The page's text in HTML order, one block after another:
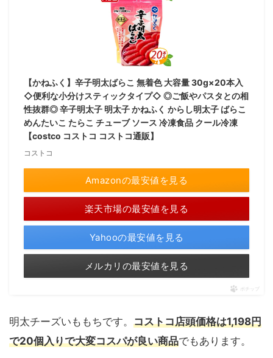
【かねふく】辛子明太ばらこ 無着色 大容量 30g×20本入
◇便利な小分けスティックタイプ◇ ◎ご飯やパスタとの相
性抜群◎ 辛子明太子 明太子 かねふく からし明太子 ばらこ
めんたいこ たらこ チューブ ソース 冷凍食品 クール冷凍
【costco コストコ コストコ通販】
コストコ
Amazonの最安値を見る
楽天市場の最安値を見る
Yahooの最安値を見る
メルカリの最安値を見る
ポチップ
明太チーズいももちです。 コストコ店頭価格は1,198円
で20個入りで大変コスパが良い商品でもあります。